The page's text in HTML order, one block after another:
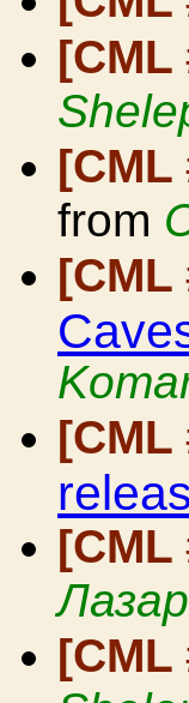
[CML
[CML
from
[CML
[CML
[CML
[CML